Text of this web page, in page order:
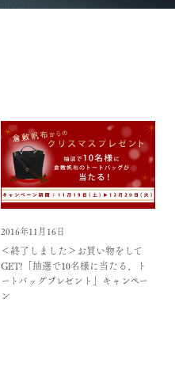
2016年11月16日
＜終了しました＞お買い物をして
GET!「抽選で10名様に当たる、ト
ートバッグプレゼント」キャンペー
ン